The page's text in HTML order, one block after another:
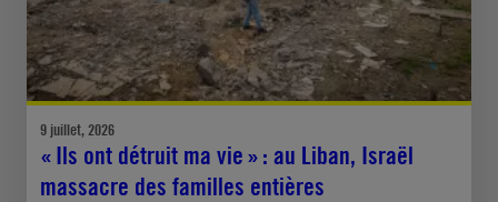
9 juillet, 2026
« Ils ont détruit ma vie » : au Liban, Israël
massacre des familles entières